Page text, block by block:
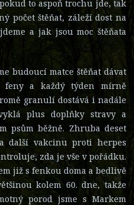
to aspoň trochu jde, tak
počet štěňat, záleží dost na
a jak jsou moc štěňata
budoucí matce štěňat dávat
a každý týden mírně
granulí dostává i nadále
plus doplňky stravy a
psům běžně. Zhruba deset
další vakcinu proti herpes
zda je vše v pořádku.
již s fenkou doma a bedlivě
kolem 60. dne, takže
porod jsme s Markem